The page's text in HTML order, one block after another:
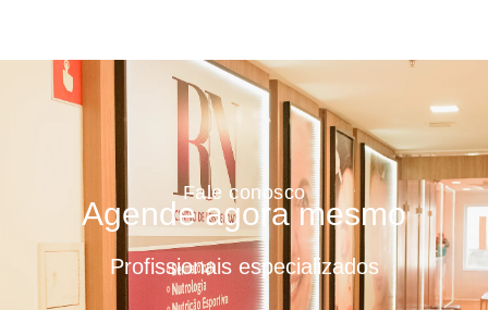
Fale conosco
Agende agora mesmo
Profissionais especializados